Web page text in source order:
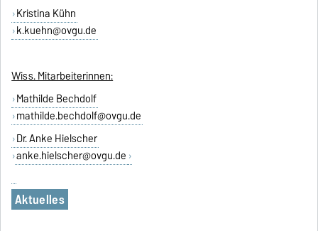
Kristina Kühn
k.kuehn@ovgu.de
Wiss. Mitarbeiterinnen:
Mathilde Bechdolf
mathilde.bechdolf@ovgu.de
Dr. Anke Hielscher
anke.hielscher@ovgu.de
Aktuelles